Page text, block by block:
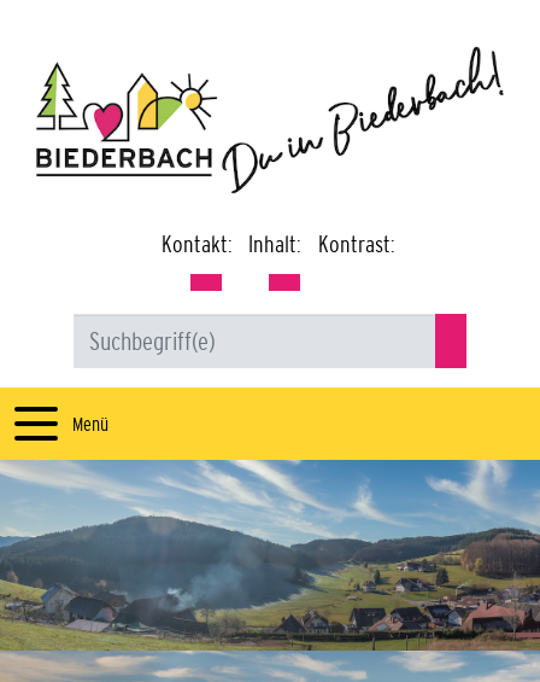
Kontakt: Inhalt: Kontrast:
Menü